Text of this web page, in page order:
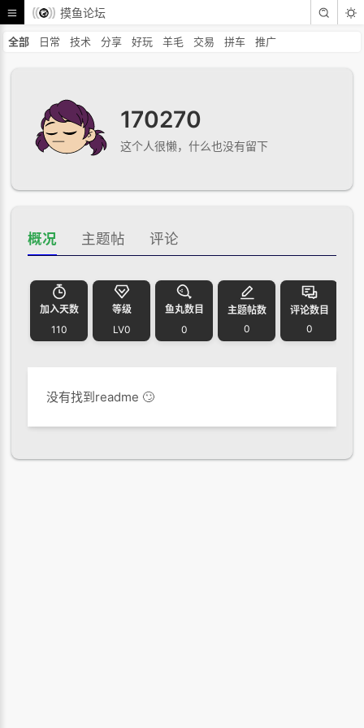
摸鱼论坛
全部 日常 技术 分享 好玩 羊毛 交易 拼车 推广
170270
这个人很懒，什么也没有留下
概况 主题帖 评论
加入天数
110
等级
LV0
鱼丸数目
0
主题帖数
0
评论数目
0
没有找到readme 🙄